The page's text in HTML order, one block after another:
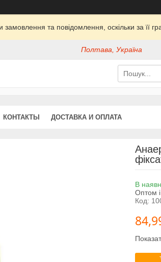
та повідомлення, оскільки за її
Полтава, Україна
КОНТАКТЫ ДОСТАВКА И ОПЛАТА
В
Оптом
Код: